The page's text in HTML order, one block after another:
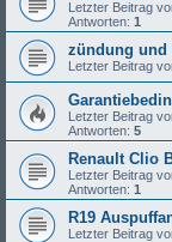
Letzter Beitrag
Antworten: 1
zündung und
Letzter Beitrag
Letzter Beitrag
Antworten: 5
Renault Clio
Letzter Beitrag
Antworten: 1
R19
Letzter Beitrag